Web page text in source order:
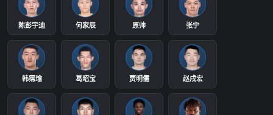
陈彭宇迪 何家辰 原帅 张宁
韩霈瑜 葛昭宝 贾明儒 赵戌宏